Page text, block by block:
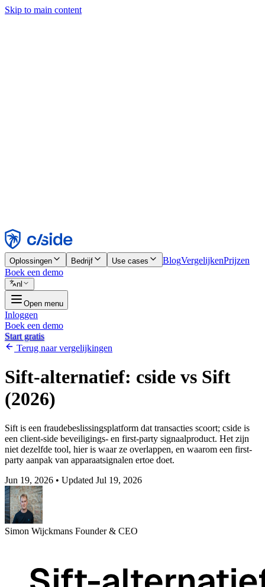
Skip to main content
Weigeren
Oplossingen Bedrijf Use cases BlogVergelijkenPrijzen
Boek een demo
nl
Open menu
Inloggen
Boek een demo
Start gratis
Terug naar vergelijkingen
Sift-alternatief: cside vs Sift
(2026)
Sift is een fraudebeslissingsplatform dat transacties scoort; cside is
een client-side beveiligings- en first-party signaalproduct. Het zijn
niet dezelfde tool, hier is waar ze overlappen, en waarom een first-
party aanpak van apparaatsignalen ertoe doet.
Jun 19, 2026 • Updated Jul 19, 2026
Simon Wijckmans Founder & CEO